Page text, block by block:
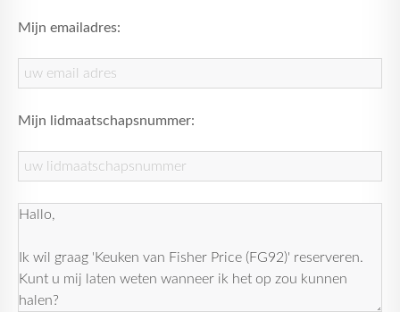
Mijn emailadres:
Mijn lidmaatschapsnummer: